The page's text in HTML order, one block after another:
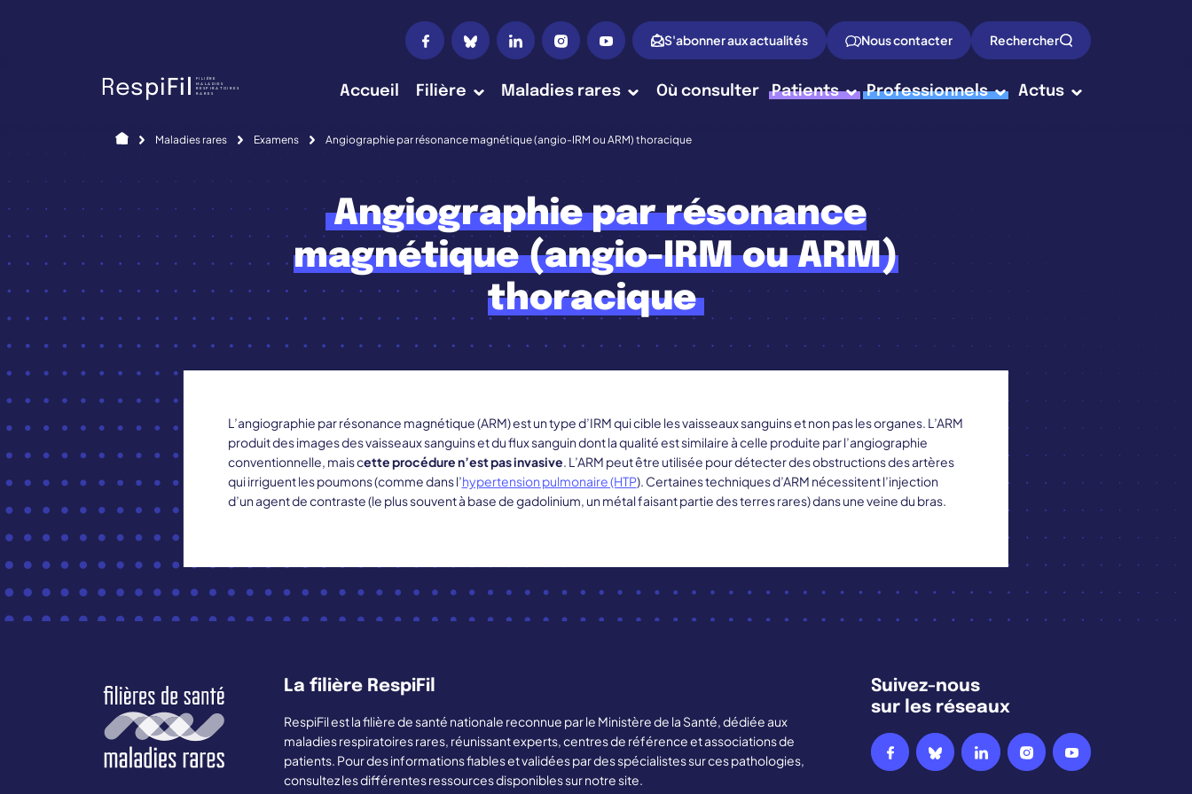
S'abonner aux actualités Nous contacter Rechercher
Respi Fi FILIÈRE
MALADIES
RESPIRATOIRES
RARES Accueil Filière Maladies rares Où consulter Patients Professionnels Actus
AccueilMaladies rares Examens Angiographie par résonance magnétique (angio-IRM ou ARM) thoracique
Angiographie par résonance
magnétique (angio-IRM ou ARM)
thoracique
L’angiographie par résonance magnétique (ARM) est un type d’IRM qui cible les vaisseaux sanguins et non pas les organes. L’ARM
produit des images des vaisseaux sanguins et du flux sanguin dont la qualité est similaire à celle produite par l’angiographie
conventionnelle, mais cette procédure n’est pas invasive . L’ARM peut être utilisée pour détecter des obstructions des artères
qui irriguent les poumons (comme dans l’hypertension pulmonaire (HTP). Certaines techniques d’ARM nécessitent l’injection
d’un agent de contraste (le plus souvent à base de gadolinium, un métal faisant partie des terres rares) dans une veine du bras.
La filière RespiFil
RespiFil est la filière de santé nationale reconnue par le Ministère de la Santé, dédiée aux
maladies respiratoires rares, réunissant experts, centres de référence et associations de
patients. Pour des informations fiables et validées par des spécialistes sur ces pathologies,
consultez les différentes ressources disponibles sur notre site.
Suivez-nous
sur les réseaux